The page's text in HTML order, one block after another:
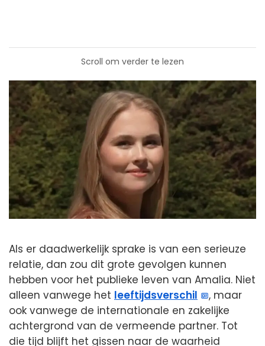
Scroll om verder te lezen
Als er daadwerkelijk sprake is van een serieuze
relatie, dan zou dit grote gevolgen kunnen
hebben voor het publieke leven van Amalia. Niet
alleen vanwege het leeftijdsverschil
, maar
ook vanwege de internationale en zakelijke
achtergrond van de vermeende partner. Tot
die tijd blijft het gissen naar de waarheid